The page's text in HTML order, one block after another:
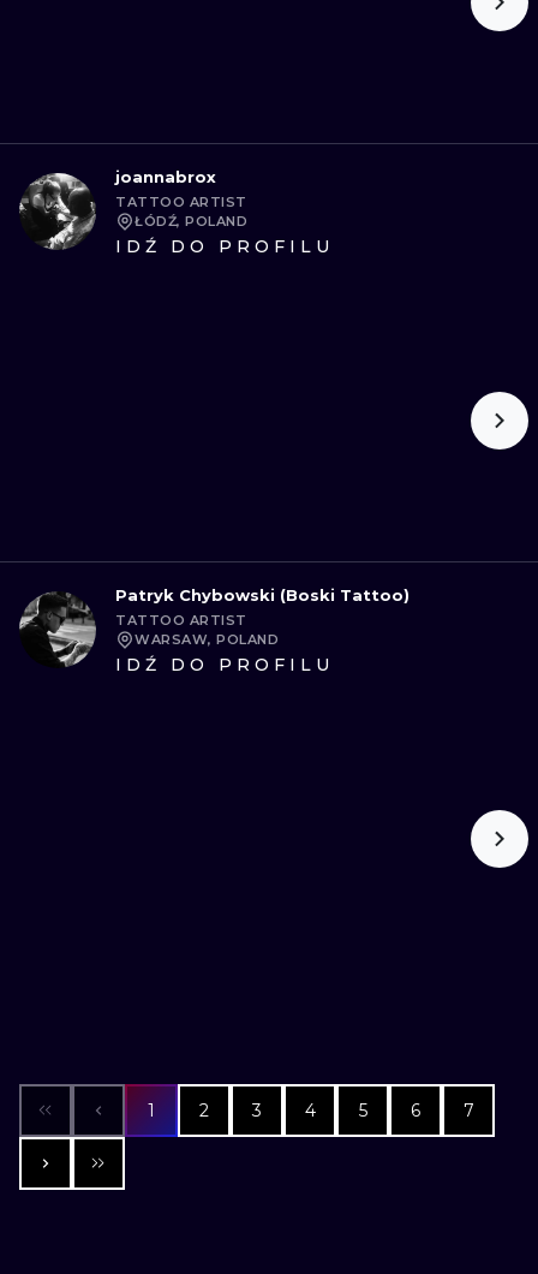
joannabrox
TATTOO ARTIST
ŁÓDŹ, POLAND
IDŹ DO PROFILU
Patryk Chybowski (Boski Tattoo)
TATTOO ARTIST
WARSAW, POLAND
IDŹ DO PROFILU
1 2 3 4 5 6 7